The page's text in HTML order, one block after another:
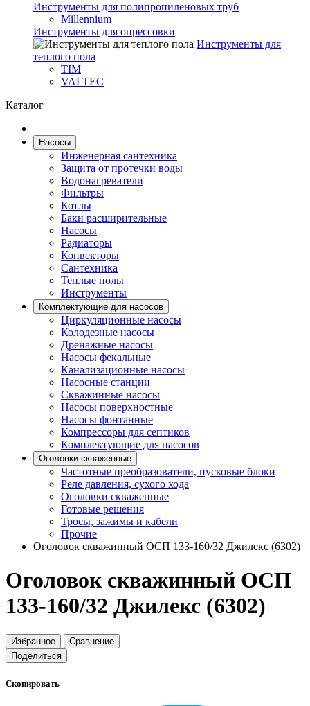
Инструменты для полипропиленовых труб
Millennium
Инструменты для опрессовки
Инструменты для
теплого пола
TIM
VALTEC
Каталог
Насосы
Инженерная сантехника
Защита от протечки воды
Водонагреватели
Фильтры
Котлы
Баки расширительные
Насосы
Радиаторы
Конвекторы
Сантехника
Теплые полы
Инструменты
Комплектующие для насосов
Циркуляционные насосы
Колодезные насосы
Дренажные насосы
Насосы фекальные
Канализационные насосы
Насосные станции
Скважинные насосы
Насосы поверхностные
Насосы фонтанные
Компрессоры для септиков
Комплектующие для насосов
Оголовки скваженные
Частотные преобразователи, пусковые блоки
Реле давления, сухого хода
Оголовки скваженные
Готовые решения
Тросы, зажимы и кабели
Прочие
Оголовок скважинный ОСП 133-160/32 Джилекс (6302)
Оголовок скважинный ОСП
133-160/32 Джилекс (6302)
Избранное
Сравнение
Поделиться
Скопировать